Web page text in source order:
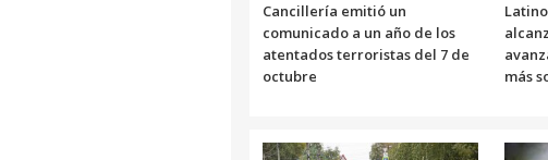
Cancillería emitió un
comunicado a un año de los
atentados terroristas del 7 de
octubre
más